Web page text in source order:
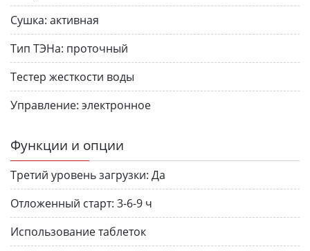
Сушка: активная
Тип ТЭНа: проточный
Тестер жесткости воды
Управление: электронное
Функции и опции
Третий уровень загрузки: Да
Отложенный старт: 3-6-9 ч
Использование таблеток